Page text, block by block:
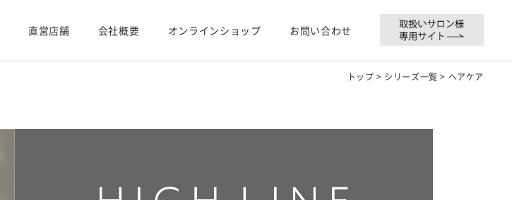
直営店舗 会社概要 オンラインショップ お問い合わせ
トップ > シリーズ一覧 > ヘアケア